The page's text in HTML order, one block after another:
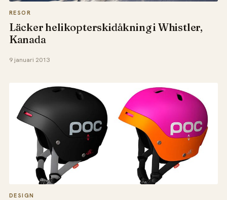
RESOR
Läcker helikopterskidåkning i Whistler,
Kanada
9 januari 2013
DESIGN